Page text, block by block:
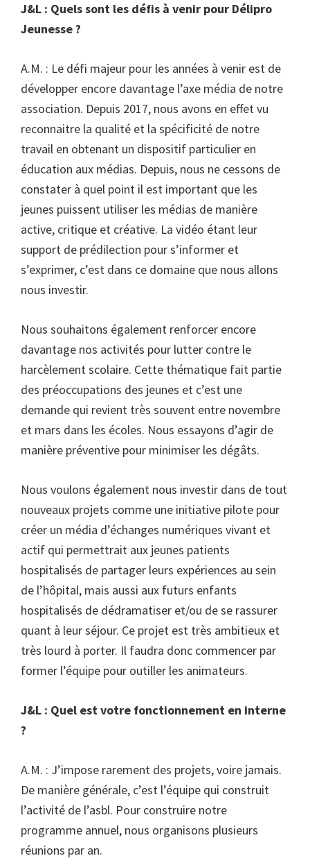
J&L : Quels sont les défis à venir pour Délipro
Jeunesse ?
A.M. : Le défi majeur pour les années à venir est de
développer encore davantage l’axe média de notre
association. Depuis 2017, nous avons en effet vu
reconnaitre la qualité et la spécificité de notre
travail en obtenant un dispositif particulier en
éducation aux médias. Depuis, nous ne cessons de
constater à quel point il est important que les
jeunes puissent utiliser les médias de manière
active, critique et créative. La vidéo étant leur
support de prédilection pour s’informer et
s’exprimer, c’est dans ce domaine que nous allons
nous investir.
Nous souhaitons également renforcer encore
davantage nos activités pour lutter contre le
harcèlement scolaire. Cette thématique fait partie
des préoccupations des jeunes et c’est une
demande qui revient très souvent entre novembre
et mars dans les écoles. Nous essayons d’agir de
manière préventive pour minimiser les dégâts.
Nous voulons également nous investir dans de tout
nouveaux projets comme une initiative pilote pour
créer un média d’échanges numériques vivant et
actif qui permettrait aux jeunes patients
hospitalisés de partager leurs expériences au sein
de l’hôpital, mais aussi aux futurs enfants
hospitalisés de dédramatiser et/ou de se rassurer
quant à leur séjour. Ce projet est très ambitieux et
très lourd à porter. Il faudra donc commencer par
former l’équipe pour outiller les animateurs.
J&L : Quel est votre fonctionnement en interne
?
A.M. : J’impose rarement des projets, voire jamais.
De manière générale, c’est l’équipe qui construit
l’activité de l’asbl. Pour construire notre
programme annuel, nous organisons plusieurs
réunions par an.